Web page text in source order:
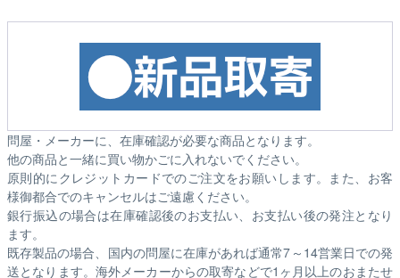
問屋・メーカーに、在庫確認が必要な商品となります。
他の商品と一緒に買い物かごに入れないでください。
原則的にクレジットカードでのご注文をお願いします。また、お客
様御都合でのキャンセルはご遠慮ください。
銀行振込の場合は在庫確認後のお支払い、お支払い後の発注となり
ます。
既存製品の場合、国内の問屋に在庫があれば通常7～14営業日での発
送となります。海外メーカーからの取寄などで1ヶ月以上のおまたせ